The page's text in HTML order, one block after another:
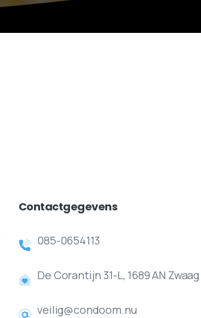
Contactgegevens
085-0654113
De Corantijn 31-L, 1689 AN Zwaag
veilig@condoom.nu